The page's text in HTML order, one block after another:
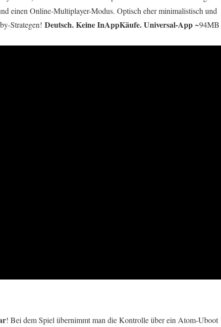
einen Online-Multiplayer-Modus. Optisch eher minimalistisch und
Strategen! Deutsch. Keine InAppKäufe. Universal-App ~94MB
! Bei dem Spiel übernimmt man die Kontrolle über ein Atom-Uboot